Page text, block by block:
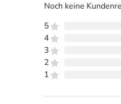
Noch keine
5
4
3
2
1